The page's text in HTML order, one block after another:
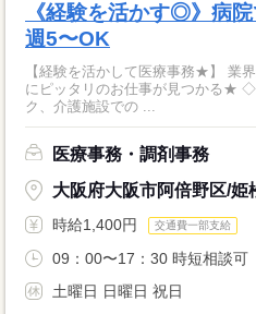
《経験を活かす◎》病
週5〜OK
【経験を活かして医療事務★】 業
にピッタリのお仕事が見つかる★ ◇お仕事内容◇ 病院やクリニッ
ク、介護施設での ...
医療事務・調剤事務
大阪府大阪市阿倍野区/姫
時給1,400円 交通費一部支給
09：00〜17：30 時短相談可
土曜日 日曜日 祝日